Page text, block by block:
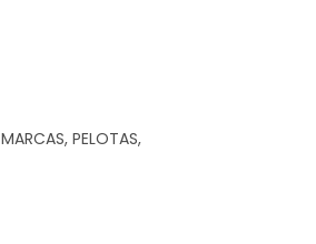
MARCAS, PELOTAS,